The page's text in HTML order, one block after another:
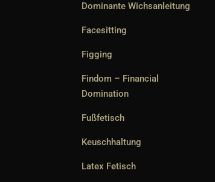
Dominante Wichsanleitung
Facesitting
Figging
Findom – Financial
Domination
Fußfetisch
Keuschhaltung
Latex Fetisch